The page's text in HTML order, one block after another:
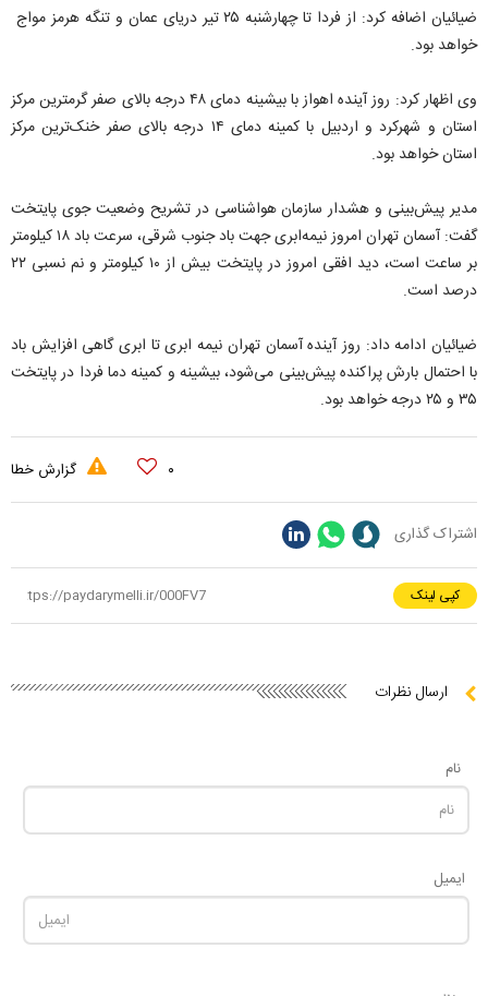
ضیائیان اضافه کرد: از فردا تا چهارشنبه ۲۵ تیر دریای عمان و تنگه هرمز مواج
خواهد بود.
وی اظهار کرد:‌ روز آینده اهواز با بیشینه دمای ۴۸ درجه بالای صفر گرمترین مرکز
استان و شهرکرد و اردبیل با کمینه دمای ۱۴ درجه بالای صفر خنک‌ترین مرکز
استان خواهد بود.
مدیر پیش‌‌بینی و هشدار سازمان هواشناسی در تشریح وضعیت جوی پایتخت
گفت: آسمان تهران امروز نیمه‌ابری جهت باد جنوب شرقی، سرعت باد ۱۸ کیلومتر
بر ساعت است، دید افقی امروز در پایتخت بیش از ۱۰ کیلومتر و نم نسبی ۲۲
درصد است.
ضیائیان ادامه داد: روز آینده آسمان تهران نیمه ابری تا ابری گاهی افزایش باد
با احتمال بارش پراکنده پیش‌بینی می‌شود، بیشینه و کمینه دما فردا در پایتخت
۳۵ و ۲۵ درجه خواهد بود.
۰ گزارش خطا
اشتراک گذاری
کپی لینک
ارسال نظرات
نام
ایمیل